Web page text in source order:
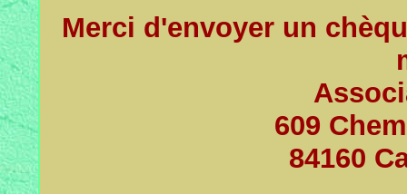
Merci d'envoyer un
609
84160